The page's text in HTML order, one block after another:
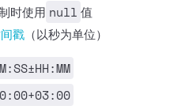
时使用 null 值
戳 （以秒为单位）